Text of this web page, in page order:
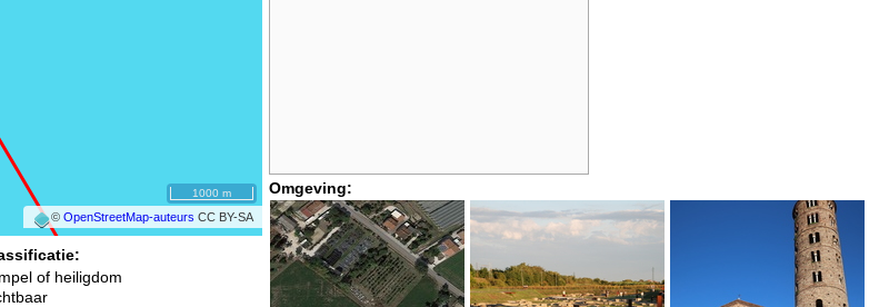
©OpenStreetMap-auteurs CC BY-SA
1000 m Omgeving:
of heiligdom